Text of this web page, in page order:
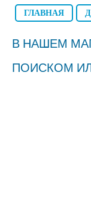
ГЛАВНАЯ
В НАШЕМ
ПОИСКОМ